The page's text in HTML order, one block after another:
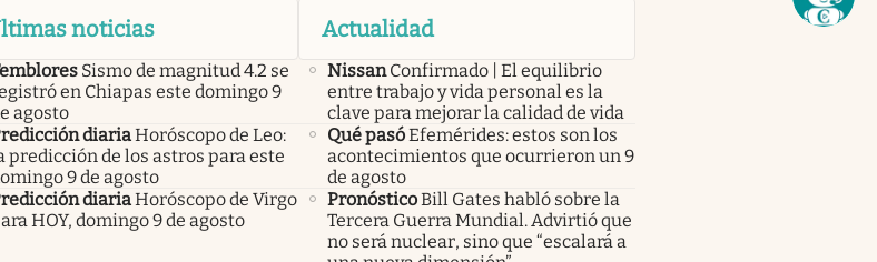
noticias
Sismo de magnitud 4.2 se
en Chiapas este domingo 9
agosto
diariaHoróscopo de Leo:
predicción de los astros para este
9 de agosto
diariaHoróscopo de Virgo
HOY, domingo 9 de agosto
Actualidad
Nissan Confirmado | El equilibrio
entre trabajo y vida personal es la
clave para mejorar la calidad de vida
Qué pasóEfemérides: estos son los
acontecimientos que ocurrieron un 9
de agosto
PronósticoBill Gates habló sobre la
Tercera Guerra Mundial. Advirtió que
no será nuclear, sino que “escalará a